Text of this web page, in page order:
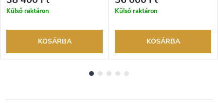
márkakereskedő.
Külső raktáron
KOSÁRBA
márkakereskedő.
Külső raktáron
KOSÁRBA